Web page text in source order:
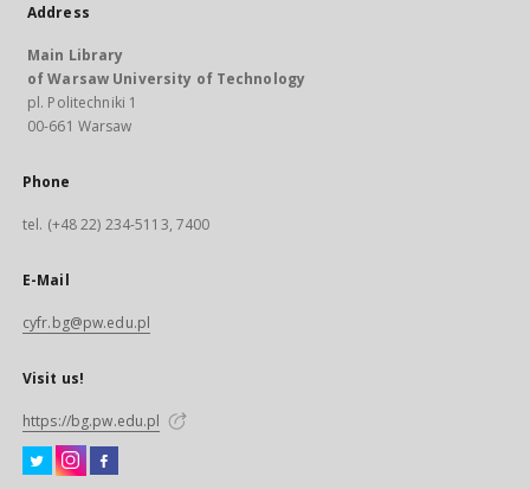
Address
Main Library
of Warsaw University of Technology
pl. Politechniki 1
00-661 Warsaw
Phone
tel. (+48 22) 234-5113, 7400
E-Mail
cyfr.bg@pw.edu.pl
Visit us!
https://bg.pw.edu.pl